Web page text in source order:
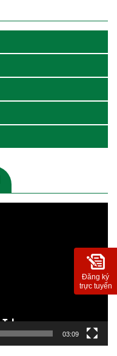
03:09
Đăng ký
trực tuyến